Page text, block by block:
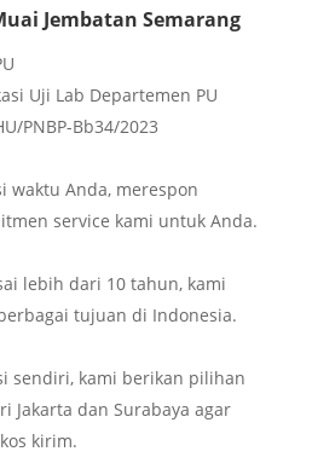
Jembatan Semarang
Uji Lab Departemen PU
PNBP-Bb34/2023
waktu Anda, merespon
service kami untuk Anda.
lebih dari 10 tahun, kami
tujuan di Indonesia.
sendiri, kami berikan pilihan
Jakarta dan Surabaya agar
kirim.